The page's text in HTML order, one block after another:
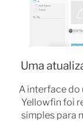
Uma
A interface do
Yellowfin foi
simples para